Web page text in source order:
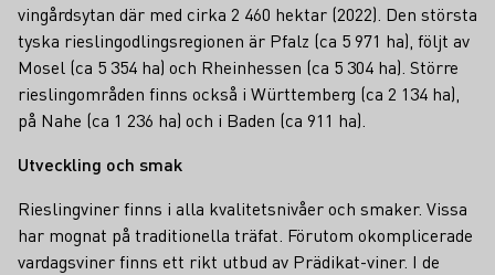
vingårdsytan där med cirka 2 460 hektar (2022). Den största
tyska rieslingodlingsregionen är Pfalz (ca 5 971 ha), följt av
Mosel (ca 5 354 ha) och Rheinhessen (ca 5 304 ha). Större
rieslingområden finns också i Württemberg (ca 2 134 ha),
på Nahe (ca 1 236 ha) och i Baden (ca 911 ha).
Utveckling och smak
Rieslingviner finns i alla kvalitetsnivåer och smaker. Vissa
har mognat på traditionella träfat. Förutom okomplicerade
vardagsviner finns ett rikt utbud av Prädikat-viner. I de